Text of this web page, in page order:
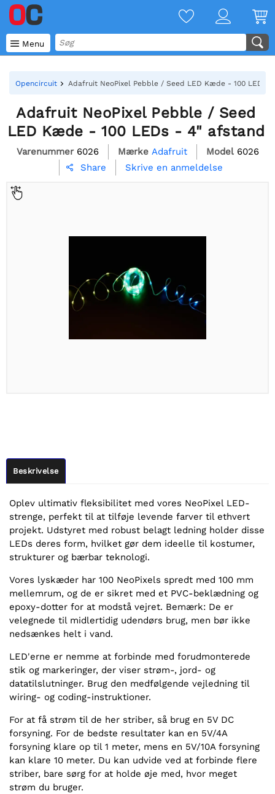
 Menu
Opencircuit Adafruit NeoPixel Pebble / Seed LED Kæde - 100 LEDs
Adafruit NeoPixel Pebble / Seed
LED Kæde - 100 LEDs - 4" afstand
Varenummer 6026 Mærke Adafruit Model 6026
 Share Skrive en anmeldelse
Beskrivelse
Oplev ultimativ fleksibilitet med vores NeoPixel LED-
strenge, perfekt til at tilføje levende farver til ethvert
projekt. Udstyret med robust belagt ledning holder disse
LEDs deres form, hvilket gør dem ideelle til kostumer,
strukturer og bærbar teknologi.
Vores lyskæder har 100 NeoPixels spredt med 100 mm
mellemrum, og de er sikret med et PVC-beklædning og
epoxy-dotter for at modstå vejret. Bemærk: De er
velegnede til midlertidig udendørs brug, men bør ikke
nedsænkes helt i vand.
LED'erne er nemme at forbinde med forudmonterede
stik og markeringer, der viser strøm-, jord- og
datatilslutninger. Brug den medfølgende vejledning til
wiring- og coding-instruktioner.
For at få strøm til de her striber, så brug en 5V DC
forsyning. For de bedste resultater kan en 5V/4A
forsyning klare op til 1 meter, mens en 5V/10A forsyning
kan klare 10 meter. Du kan udvide ved at forbinde flere
striber, bare sørg for at holde øje med, hvor meget
strøm du bruger.